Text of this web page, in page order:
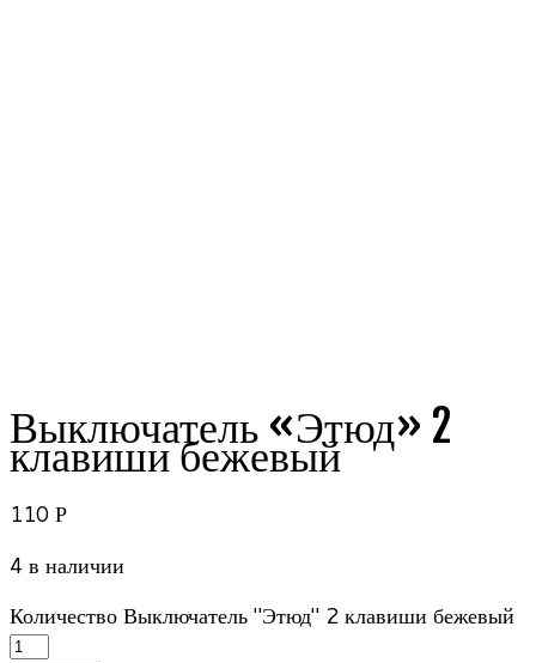
Выключатель «Этюд» 2
клавиши бежевый
110 Р
4 в наличии
Количество Выключатель "Этюд" 2 клавиши бежевый